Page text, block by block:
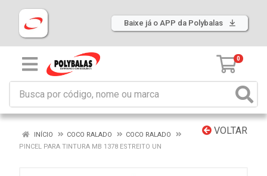
Baixe já o APP da Polybalas
0
VOLTAR
INÍCIO COCO RALADO
COCO RALADO
PINCEL PARA TINTURA MB 1378 ESTREITO UN